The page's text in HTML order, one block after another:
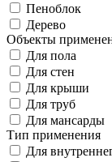
Пеноблок
Дерево
Объекты
Для пола
Для стен
Для крыши
Для труб
Для мансарды
Тип применения
Для